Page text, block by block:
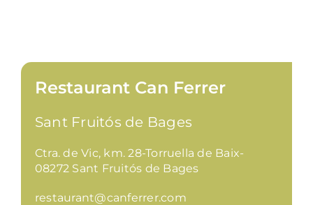
Restaurant Can Ferrer
Sant Fruitós de Bages
Ctra. de Vic, km. 28-Torruella de Baix-
08272 Sant Fruitós de Bages
restaurant@canferrer.com